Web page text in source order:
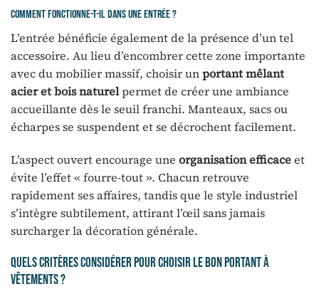
Comment fonctionne-t-il dans une entrée ?
L’entrée bénéficie également de la présence d’un tel
accessoire. Au lieu d’encombrer cette zone importante
avec du mobilier massif, choisir unportant mêlant
acier et bois naturelpermet de créer une ambiance
accueillante dès le seuil franchi. Manteaux, sacs ou
écharpes se suspendent et se décrochent facilement.
L’aspect ouvert encourage une organisation efficaceet
évite l’effet « fourre-tout ». Chacun retrouve
rapidement ses affaires, tandis que le style industriel
s’intègre subtilement, attirant l’œil sans jamais
surcharger la décoration générale.
Quels critères considérer pour choisir le bon portant à
vêtements ?